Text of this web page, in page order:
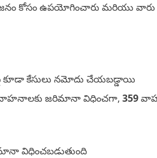
కోసం ఉపయోగించారు మరియు వారు
కూడా కేసులు నమోదు చేయబడ్డాయి
వాహనాలకు జరిమానా విధించగా,359
విధించబడుతుంది